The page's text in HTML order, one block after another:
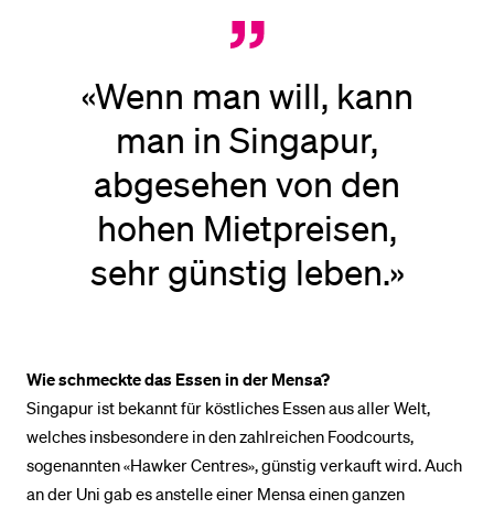
«Wenn man will, kann
man in Singapur,
abgesehen von den
hohen Mietpreisen,
sehr günstig leben.»
Wie schmeckte das Essen in der Mensa?
Singapur ist bekannt für köstliches Essen aus aller Welt,
welches insbesondere in den zahlreichen Foodcourts,
sogenannten «Hawker Centres», günstig verkauft wird. Auch
an der Uni gab es anstelle einer Mensa einen ganzen